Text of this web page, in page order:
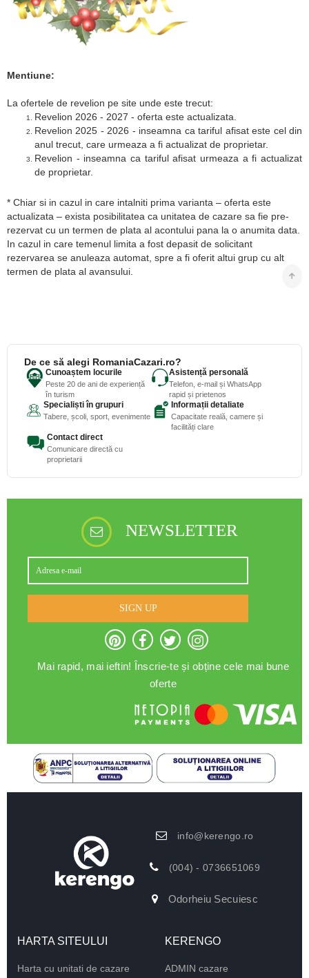
Mentiune:
La ofertele de revelion pe site unde este trecut:
Revelion 2026 - 2027 - oferta este actualizata.
Revelion 2025 - 2026 - inseamna ca tariful afisat este cel din
anul trecut, care urmeaza a fi actualizat de proprietar.
Revelion - inseamna ca tariful afisat urmeaza a fi actualizat
de proprietar.
* Chiar si in cazul in care intalniti prima varianta – oferta este
actualizata – exista posibilitatea ca unitatea de cazare sa fie pre-
rezervat cu un termen de plata al acontului pana la o anumita data.
In cazul in care temenul limita a fost depasit de solicitant
rezervarea se anuleaza automat, spre a fi oferit altui grup cu alt
termen de plata al avansului.
De ce să alegi RomaniaCazari.ro?
Cunoaștem locurile
Peste 20 de ani de experiență
în turism
Asistență personală
Telefon, e-mail și WhatsApp
rapid și prietenos
Specialiști în grupuri
Tabere, școli, sport, evenimente
Informații detaliate
Capacitate reală, camere și
facilități clare
Contact direct
Comunicare directă cu
proprietarii
NEWSLETTER
SIGN UP
Mai rapid, mai ieftin! Înscrie-te și obține cele mai bune
oferte
info@kerengo.ro
(004) - 0736651069
Odorheiu Secuiesc
HARTA SITEULUI
Harta cu unitati de cazare
KERENGO
ADMIN cazare